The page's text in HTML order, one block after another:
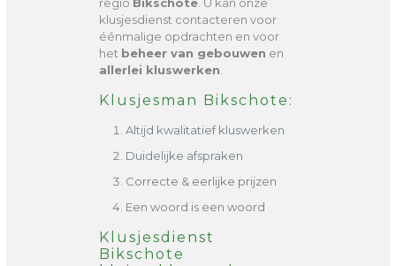
klusjesdienst contacteren voor
éénmalige opdrachten en voor
het beheer van gebouwen en
allerlei kluswerken
Klusjesman Bikschote:
Altijd kwalitatief kluswerken
Duidelijke afspraken
Correcte & eerlijke prijzen
Een woord is een woord
Klusjesdienst
Bikschote